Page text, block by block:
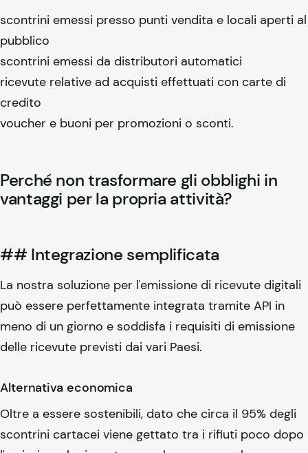
scontrini emessi presso punti vendita e locali aperti al
pubblico
scontrini emessi da distributori automatici
ricevute relative ad acquisti effettuati con carte di
credito
voucher e buoni per promozioni o sconti.
Perché non trasformare gli obblighi in
vantaggi per la propria attività?
## Integrazione semplificata
La nostra soluzione per l'emissione di ricevute digitali
può essere perfettamente integrata tramite API in
meno di un giorno e soddisfa i requisiti di emissione
delle ricevute previsti dai vari Paesi.
Alternativa economica
Oltre a essere sostenibili, dato che circa il 95% degli
scontrini cartacei viene gettato tra i rifiuti poco dopo